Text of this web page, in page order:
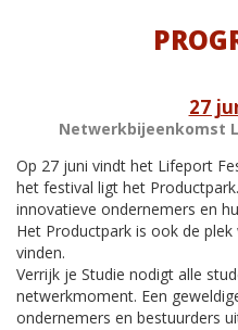
27
Netwerkbijeenkomst
Op 27 juni vindt het Lifeport
het festival ligt het
innovatieve ondernemers en
Het Productpark is ook de
vinden.
Verrijk je Studie nodigt alle
netwerkmoment. Een
ondernemers en bestuurders